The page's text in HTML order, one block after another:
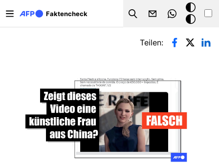
Faktencheck
Search
Dark
Mode
Primäre Reiter
Teilen: